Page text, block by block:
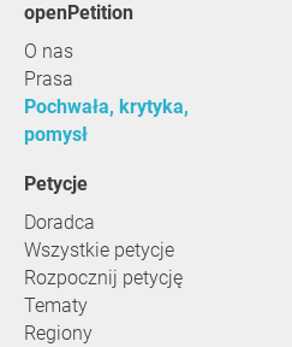
openPetition
O nas
Prasa
Pochwała, krytyka,
pomysł
Petycje
Doradca
Wszystkie petycje
Rozpocznij petycję
Tematy
Regiony